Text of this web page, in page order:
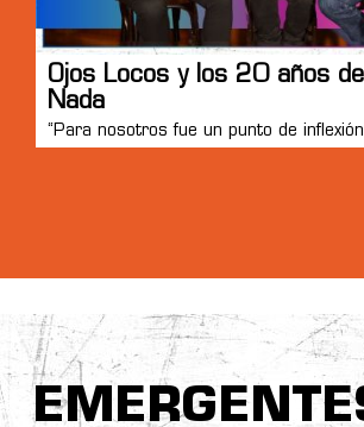
Ojos Locos y los 20 años
Nada
“Para nosotros fue un punto de